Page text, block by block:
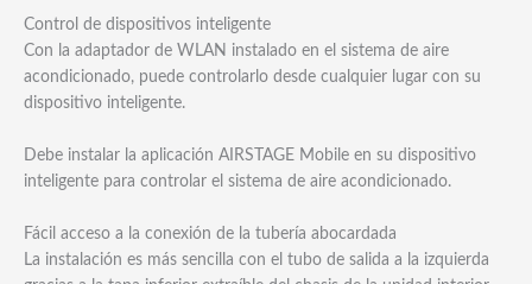
Control de dispositivos inteligente
Con la adaptador de WLAN instalado en el sistema de aire
acondicionado, puede controlarlo desde cualquier lugar con su
dispositivo inteligente.
Debe instalar la aplicación AIRSTAGE Mobile en su dispositivo
inteligente para controlar el sistema de aire acondicionado.
Fácil acceso a la conexión de la tubería abocardada
La instalación es más sencilla con el tubo de salida a la izquierda